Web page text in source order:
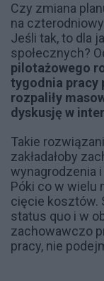
Czy zmiana
na
Jeśli tak, to dla
społecznych?
pilotażowego
tygodnia pracy
rozpaliły
dyskusję w
Takie
zakładałoby
wynagrodzenia
Póki co w wielu
cięcie kosztów.
status quo i w
zachowawczo
pracy, nie